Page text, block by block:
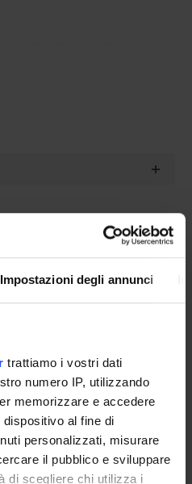
Impostazioni degli annunci
trattiamo i vostri dati
numero IP, utilizzando
memorizzare e accedere
al fine di
personalizzati, misurare
il pubblico e sviluppare
di scegliere chi utilizza i